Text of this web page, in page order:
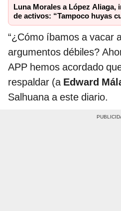
Luna Morales a López Aliaga,
de activos: “Tampoco huyas
“¿Cómo íbamos a vacar
argumentos débiles?
APP hemos acordado
respaldar (a Edward
Salhuana a este diario.